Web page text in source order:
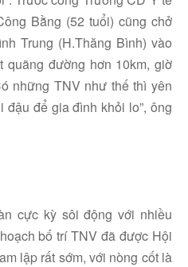
Bằng (52 tuổi) cũng chở
Trung (H.Thăng Bình) vào
quãng đường hơn 10km, giờ
những TNV như thế thì yên
để gia đình khỏi lo”, ông
cực kỳ sôi động với nhiều
bố trí TNV đã được Hội
lập rất sớm, với nòng cốt là